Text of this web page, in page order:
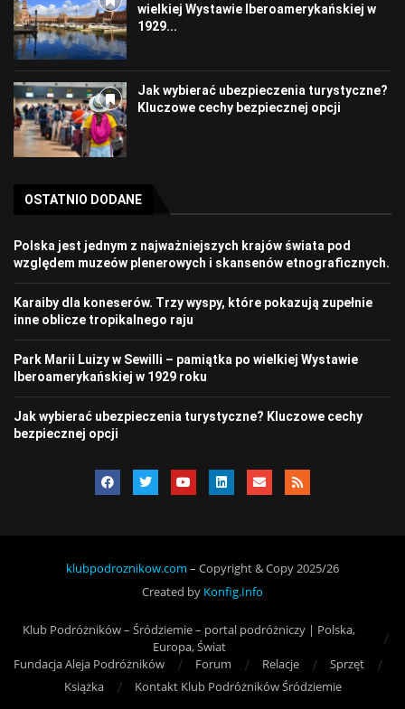
wielkiej Wystawie Iberoamerykańskiej w
1929...
Jak wybierać ubezpieczenia turystyczne?
Kluczowe cechy bezpiecznej opcji
OSTATNIO DODANE
Polska jest jednym z najważniejszych krajów świata pod
względem muzeów plenerowych i skansenów etnograficznych.
Karaiby dla koneserów. Trzy wyspy, które pokazują zupełnie
inne oblicze tropikalnego raju
Park Marii Luizy w Sewilli – pamiątka po wielkiej Wystawie
Iberoamerykańskiej w 1929 roku
Jak wybierać ubezpieczenia turystyczne? Kluczowe cechy
bezpiecznej opcji
klubpodroznikow.com – Copyright & Copy 2025/26
Created by Konfig.Info
Klub Podróżników – Śródziemie – portal podróżniczy | Polska,
Europa, Świat
Fundacja Aleja Podróżników
Forum Relacje
Sprzęt
Książka
Kontakt Klub Podróżników Śródziemie